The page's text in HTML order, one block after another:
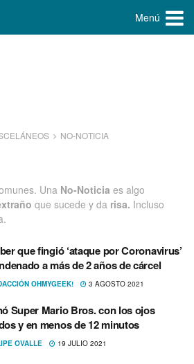
Menú
NO-NOTICIA
Una No-Noticia es algo
que sucede y da risa. Incluso
que fingió ‘ataque por Coronavirus’
a más de 2 años de cárcel
OHMYGEEK! 3 AGOSTO 2021
Super Mario Bros. con los ojos
y en menos de 12 minutos
OVALLE 19 JULIO 2021